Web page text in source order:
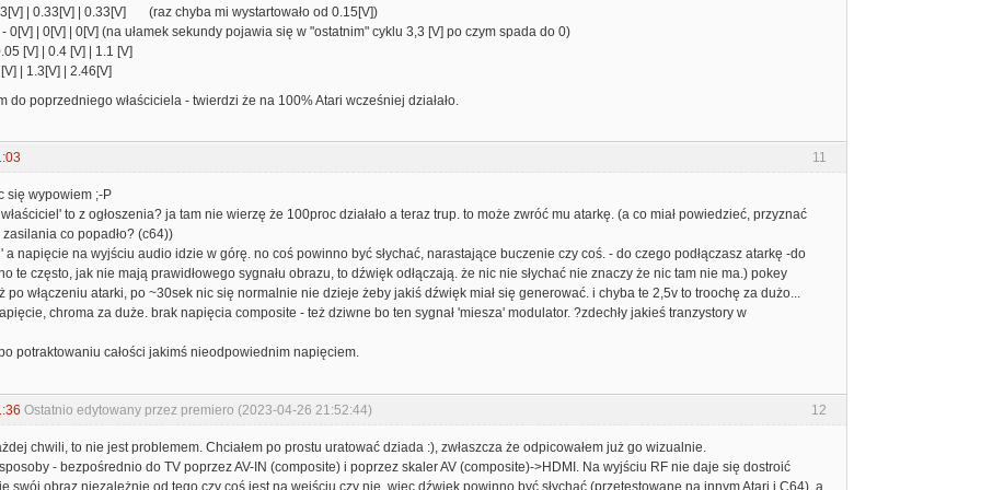
| 0.33[V] | 0.33[V] (raz chyba mi wystartowało od 0.15[V])
0[V] | 0[V] | 0[V] (na ułamek sekundy pojawia się w "ostatnim" cyklu 3,3 [V] po czym spada do 0)
[V] | 0.4 [V] | 1.1 [V]
| 1.3[V] | 2.46[V]
do poprzedniego właściciela - twierdzi że na 100% Atari wcześniej działało.
11
się wypowiem ;-P
to z ogłoszenia? ja tam nie wierzę że 100proc działało a teraz trup. to może zwróć mu atarkę. (a co miał powiedzieć, przyznać
zasilania co popadło? (c64))
a napięcie na wyjściu audio idzie w górę. no coś powinno być słychać, narastające buczenie czy coś. - do czego podłączasz atarkę -do
te często, jak nie mają prawidłowego sygnału obrazu, to dźwięk odłączają. że nic nie słychać nie znaczy że nic tam nie ma.) pokey
po włączeniu atarki, po ~30sek nic się normalnie nie dzieje żeby jakiś dźwięk miał się generować. i chyba te 2,5v to troochę za dużo...
chroma za duże. brak napięcia composite - też dziwne bo ten sygnał 'miesza' modulator. ?zdechły jakieś tranzystory w
potraktowaniu całości jakimś nieodpowiednim napięciem.
12
Ostatnio edytowany przez premiero (2023-04-26 21:52:44)
chwili, to nie jest problemem. Chciałem po prostu uratować dziada :), zwłaszcza że odpicowałem już go wizualnie.
- bezpośrednio do TV poprzez AV-IN (composite) i poprzez skaler AV (composite)->HDMI. Na wyjściu RF nie daje się dostroić
swój obraz niezależnie od tego czy coś jest na wejściu czy nie, więc dźwięk powinno być słychać (przetestowane na innym Atari i C64), a